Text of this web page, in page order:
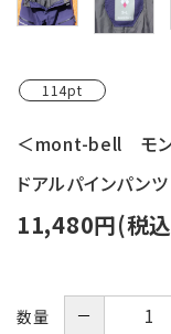
114pt
＜mont-bell モン
ドアルパインパン
11,480円(税
数量 －